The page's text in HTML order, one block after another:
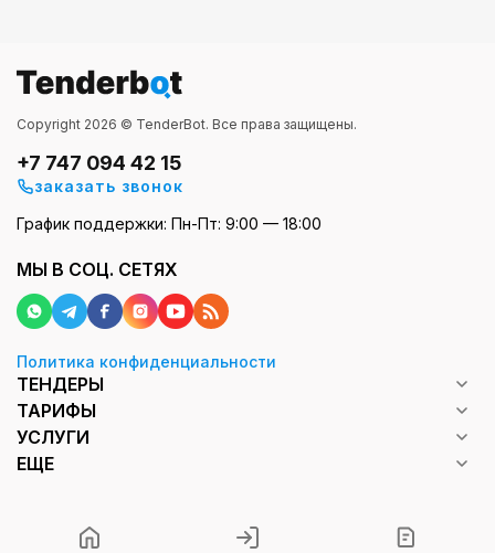
Copyright 2026 © TenderBot. Все права защищены.
+7 747 094 42 15
заказать звонок
График поддержки: Пн-Пт: 9:00 — 18:00
МЫ В СОЦ. СЕТЯХ
Политика конфиденциальности
ТЕНДЕРЫ
ТАРИФЫ
УСЛУГИ
ЕЩЕ